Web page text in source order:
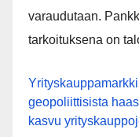
varaudutaan.
tarkoituksena on
geopoliittisista
kasvu